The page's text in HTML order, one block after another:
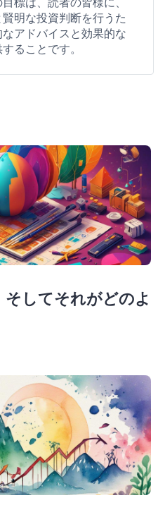
明な投資判断を行うた
アドバイスと効果的な
ることです。
そしてそれがどのよ